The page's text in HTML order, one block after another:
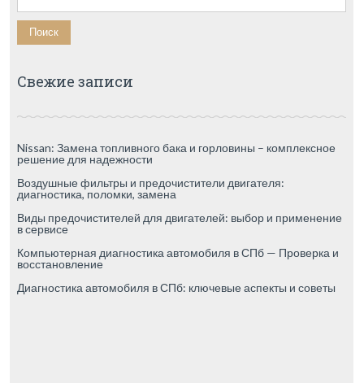
Свежие записи
Nissan: Замена топливного бака и горловины – комплексное
решение для надежности
Воздушные фильтры и предочистители двигателя:
диагностика, поломки, замена
Виды предочистителей для двигателей: выбор и применение
в сервисе
Компьютерная диагностика автомобиля в СПб — Проверка и
восстановление
Диагностика автомобиля в СПб: ключевые аспекты и советы